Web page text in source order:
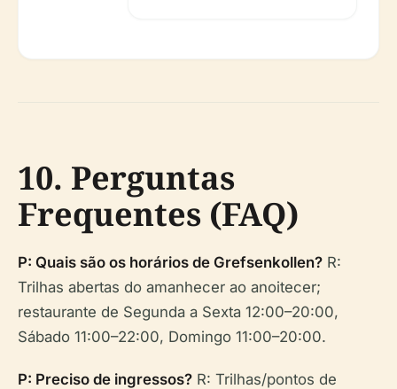
10. Perguntas
Frequentes (FAQ)
P: Quais são os horários de Grefsenkollen? R:
Trilhas abertas do amanhecer ao anoitecer;
restaurante de Segunda a Sexta 12:00–20:00,
Sábado 11:00–22:00, Domingo 11:00–20:00.
P: Preciso de ingressos? R: Trilhas/pontos de